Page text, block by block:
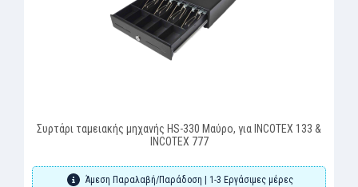
Συρτάρι ταμειακής μηχανής HS-330 Μαύρο, για INCOTEX 133 &
INCOTEX 777
Άμεση Παραλαβή/Παράδοση | 1-3 Εργάσιμες μέρες